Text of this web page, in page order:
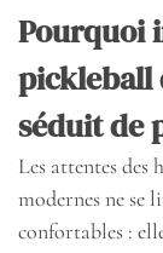
Pourquoi
pickleball
séduit de
Les attentes des
modernes ne se
confortables :